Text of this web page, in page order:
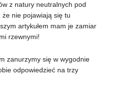
z natury neutralnych pod
że nie pojawiają się tu
artykułem mam je zamiar
rzewnymi!
zanurzymy się w wygodnie
odpowiedzieć na trzy